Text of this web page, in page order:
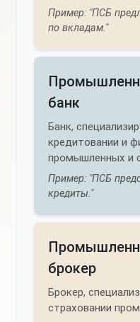
Пример: "ПСБ
по вкладам."
банк
Банк,
кредитовании и
промышленных и
Пример: "ПСБ
кредиты."
брокер
Брокер,
страховании